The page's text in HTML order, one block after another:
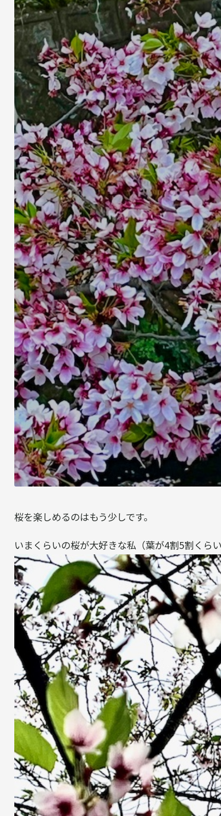
桜を楽しめるのはもう少しです。
いまくらいの桜が大好きな私（葉が4割5割くら